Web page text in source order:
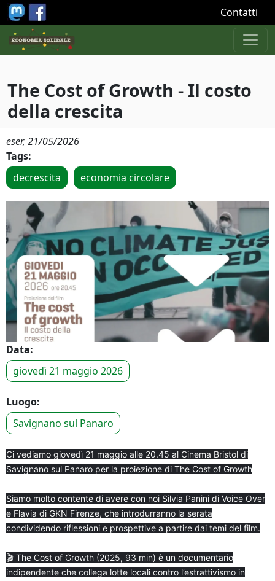
Salta al contenuto principale Contatti
The Cost of Growth - Il costo
della crescita
eser, 21/05/2026
Tags:
decrescita
economia circolare
Data:
giovedì 21 maggio 2026
Luogo:
Savignano sul Panaro
Ci vediamo giovedì 21 maggio alle 20.45 al Cinema Bristol di
Savignano sul Panaro per la proiezione di The Cost of Growth
Siamo molto contente di avere con noi Silvia Panini di Voice Over
e Flavia di GKN Firenze, che introdurranno la serata
condividendo riflessioni e prospettive a partire dai temi del film.
🎬 The Cost of Growth (2025, 93 min) è un documentario
indipendente che collega lotte locali contro l’estrattivismo in